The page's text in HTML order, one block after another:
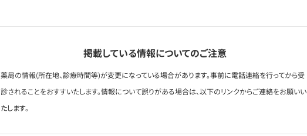
掲載している情報についてのご注意
薬局の情報(所在地、診療時間等)が変更になっている場合があります。事前に電話連絡を行ってから受
診されることをおすすいたします。情報について誤りがある場合は、以下のリンクからご連絡をお願いい
たします。